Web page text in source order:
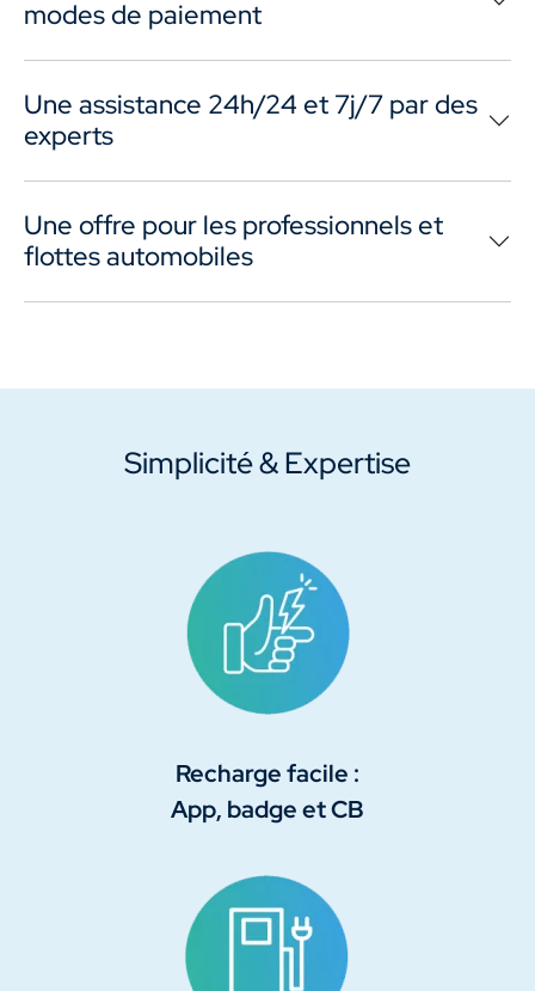
modes de paiement
Une assistance 24h/24 et 7j/7 par des
experts
Une offre pour les professionnels et
flottes automobiles
Simplicité & Expertise
Recharge facile :
App, badge et CB